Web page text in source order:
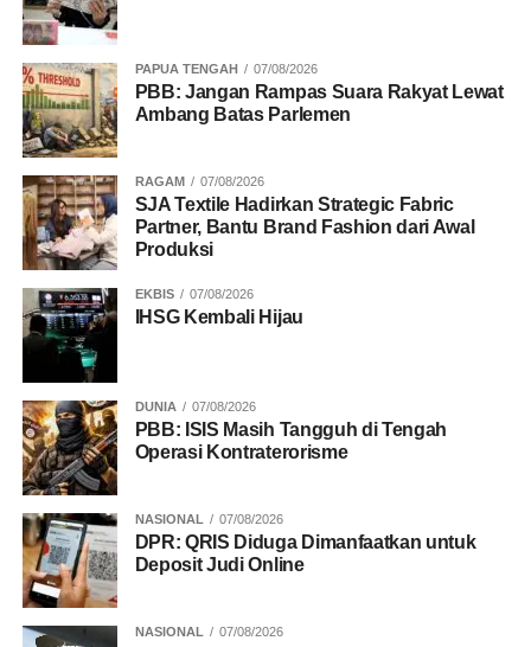
PAPUA TENGAH 07/08/2026
PBB: Jangan Rampas Suara Rakyat Lewat
Ambang Batas Parlemen
RAGAM 07/08/2026
SJA Textile Hadirkan Strategic Fabric
Partner, Bantu Brand Fashion dari Awal
Produksi
EKBIS 07/08/2026
IHSG Kembali Hijau
DUNIA 07/08/2026
PBB: ISIS Masih Tangguh di Tengah
Operasi Kontraterorisme
NASIONAL 07/08/2026
DPR: QRIS Diduga Dimanfaatkan untuk
Deposit Judi Online
NASIONAL 07/08/2026